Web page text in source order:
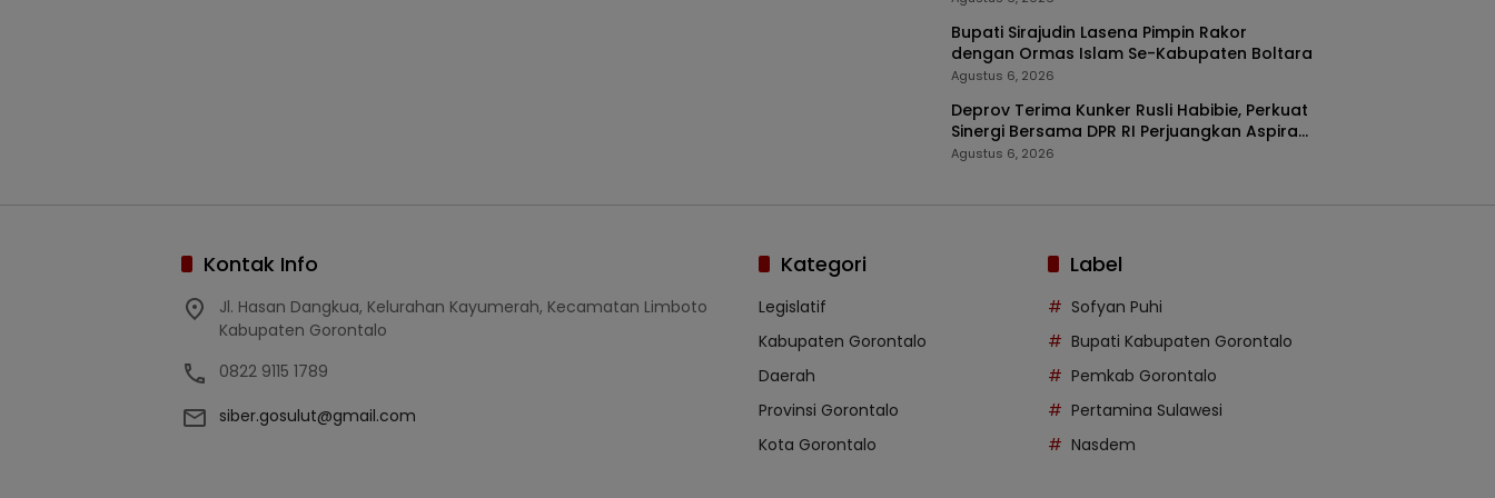
Bupati Sirajudin Lasena Pimpin Rakor
dengan Ormas Islam Se-Kabupaten Boltara
Agustus 6, 2026
Deprov Terima Kunker Rusli Habibie, Perkuat
Sinergi Bersama DPR RI Perjuangkan Aspirasi
Masyarakat
Agustus 6, 2026
Kontak Info
Jl. Hasan Dangkua, Kelurahan Kayumerah, Kecamatan Limboto
Kabupaten Gorontalo
0822 9115 1789
siber.gosulut@gmail.com
Kategori
Legislatif
Kabupaten Gorontalo
Daerah
Provinsi Gorontalo
Kota Gorontalo
Label
Sofyan Puhi
Bupati Kabupaten Gorontalo
Pemkab Gorontalo
Pertamina Sulawesi
Nasdem